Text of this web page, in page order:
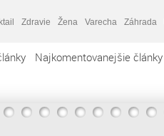
Zdravie Žena Varecha Záhrada
Najkomentovanejšie články